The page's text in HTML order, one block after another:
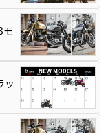
モ
ッ